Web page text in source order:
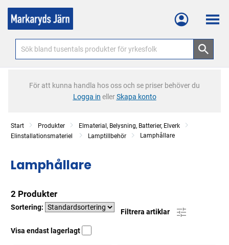
Meny
För att kunna handla hos oss och se priser behöver du
Logga in ellerSkapa konto
Start Produkter
Elmaterial, Belysning, Batterier, Elverk
Elinstallationsmateriel
Lamptillbehör Lamphållare
Lamphållare
2 Produkter
Sortering:
Filtrera artiklar
Visa endast lagerlagt